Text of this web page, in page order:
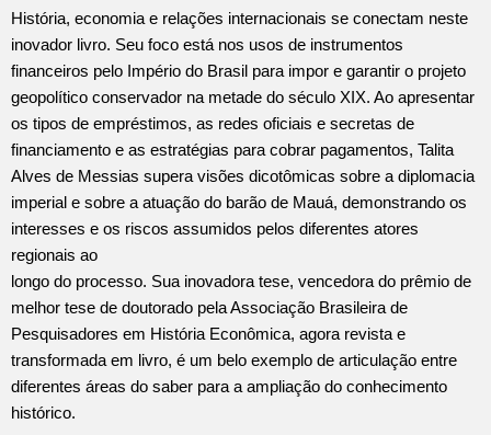
História, economia e relações internacionais se conectam neste
inovador livro. Seu foco está nos usos de instrumentos
financeiros pelo Império do Brasil para impor e garantir o projeto
geopolítico conservador na metade do século XIX. Ao apresentar
os tipos de empréstimos, as redes oficiais e secretas de
financiamento e as estratégias para cobrar pagamentos, Talita
Alves de Messias supera visões dicotômicas sobre a diplomacia
imperial e sobre a atuação do barão de Mauá, demonstrando os
interesses e os riscos assumidos pelos diferentes atores
regionais ao
longo do processo. Sua inovadora tese, vencedora do prêmio de
melhor tese de doutorado pela Associação Brasileira de
Pesquisadores em História Econômica, agora revista e
transformada em livro, é um belo exemplo de articulação entre
diferentes áreas do saber para a ampliação do conhecimento
histórico.